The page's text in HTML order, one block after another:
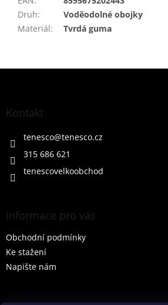
Druh:
Voděodolné obojky
Materiál: Tvrdá guma
Z
Kontakt
tenesco@tenesco.cz
315 686 621
tenescovelkoobchod
Informace pro vás
Obchodní podmínky
Ke stažení
Napište nám